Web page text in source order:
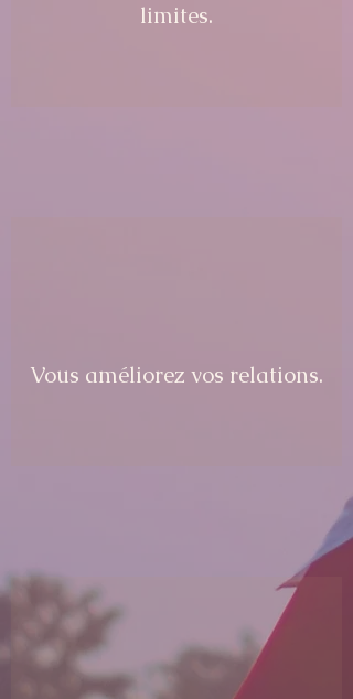
limites.
Vous améliorez vos relations.